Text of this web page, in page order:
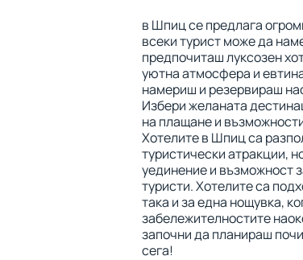
в Шпиц се предлага
всеки турист може да
предпочиташ луксозен
уютна атмосфера и
намериш и резервираш
Избери желаната
на плащане и
Хотелите в Шпиц са
туристически атракции,
уединение и възможност
туристи. Хотелите са
така и за една нощувка,
забележителностите
започни да планираш
сега!